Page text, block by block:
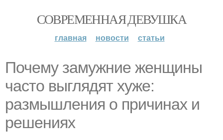
СОВРЕМЕННАЯ ДЕВУШКА
главная новости статьи
Почему замужние женщины
часто выглядят хуже:
размышления о причинах и
решениях